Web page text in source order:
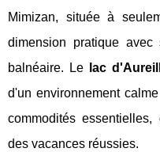
Mimizan, située à
dimension pratique avec
balnéaire. Le
lac
d'un environnement
commodités
des vacances réussies.